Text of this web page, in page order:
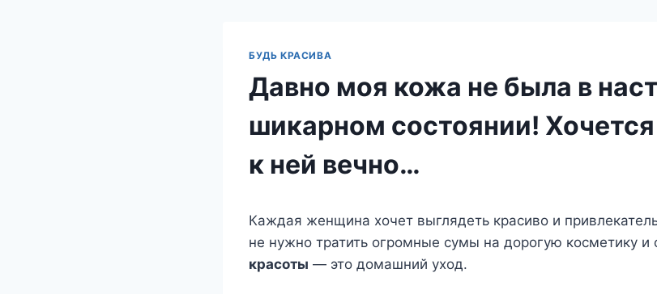
БУДЬ КРАСИВА
Давно моя кожа не была в
шикарном состоянии!
к ней вечно…
Каждая женщина хочет выглядеть красиво и
не нужно тратить огромные сумы на дорогую косметику и
красоты — это домашний уход.